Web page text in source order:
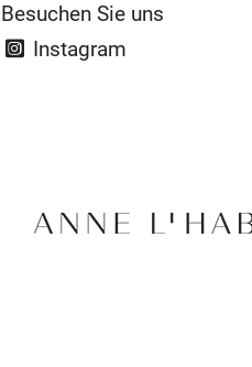
Besuchen Sie uns
Instagram